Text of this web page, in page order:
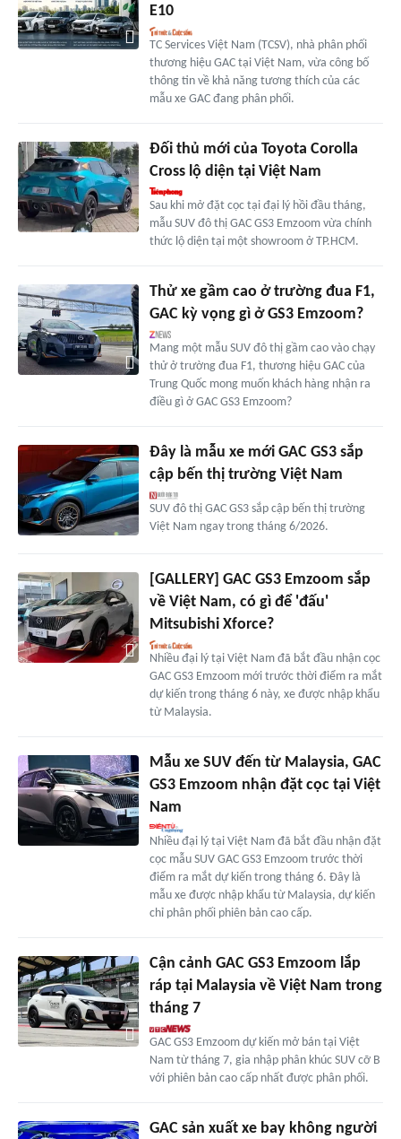
E10
TC Services Việt Nam (TCSV), nhà phân phối
thương hiệu GAC tại Việt Nam, vừa công bố
thông tin về khả năng tương thích của các
mẫu xe GAC đang phân phối.
Đối thủ mới của Toyota Corolla
Cross lộ diện tại Việt Nam
Sau khi mở đặt cọc tại đại lý hồi đầu tháng,
mẫu SUV đô thị GAC GS3 Emzoom vừa chính
thức lộ diện tại một showroom ở TP.HCM.
Thử xe gầm cao ở trường đua F1,
GAC kỳ vọng gì ở GS3 Emzoom?
Mang một mẫu SUV đô thị gầm cao vào chạy
thử ở trường đua F1, thương hiệu GAC của
Trung Quốc mong muốn khách hàng nhận ra
điều gì ở GAC GS3 Emzoom?
Đây là mẫu xe mới GAC GS3 sắp
cập bến thị trường Việt Nam
SUV đô thị GAC GS3 sắp cập bến thị trường
Việt Nam ngay trong tháng 6/2026.
[GALLERY] GAC GS3 Emzoom sắp
về Việt Nam, có gì để 'đấu'
Mitsubishi Xforce?
Nhiều đại lý tại Việt Nam đã bắt đầu nhận cọc
GAC GS3 Emzoom mới trước thời điểm ra mắt
dự kiến trong tháng 6 này, xe được nhập khẩu
từ Malaysia.
Mẫu xe SUV đến từ Malaysia, GAC
GS3 Emzoom nhận đặt cọc tại Việt
Nam
Nhiều đại lý tại Việt Nam đã bắt đầu nhận đặt
cọc mẫu SUV GAC GS3 Emzoom trước thời
điểm ra mắt dự kiến trong tháng 6. Đây là
mẫu xe được nhập khẩu từ Malaysia, dự kiến
chỉ phân phối phiên bản cao cấp.
Cận cảnh GAC GS3 Emzoom lắp
ráp tại Malaysia về Việt Nam trong
tháng 7
GAC GS3 Emzoom dự kiến mở bán tại Việt
Nam từ tháng 7, gia nhập phân khúc SUV cỡ B
với phiên bản cao cấp nhất được phân phối.
GAC sản xuất xe bay không người